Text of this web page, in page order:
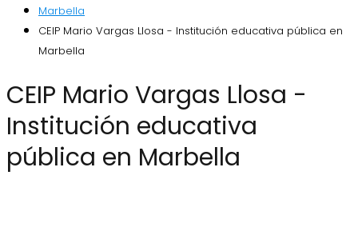
Marbella
CEIP Mario Vargas Llosa - Institución educativa pública en
Marbella
CEIP Mario Vargas Llosa -
Institución educativa
pública en Marbella